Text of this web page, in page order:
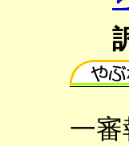
一審